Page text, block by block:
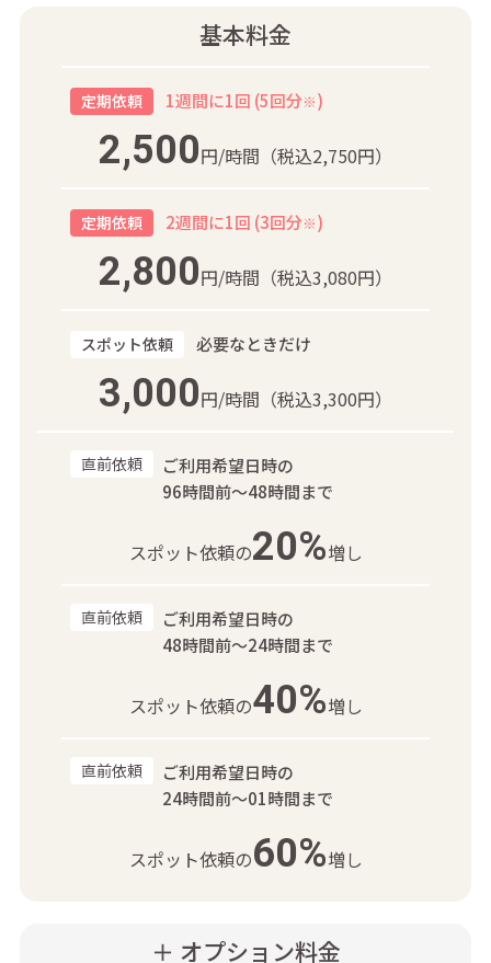
基本料金
定期依頼 1週間に1回 (5回分※)
2,500円/時間 （税込2,750円）
定期依頼 2週間に1回 (3回分※)
2,800円/時間 （税込3,080円）
スポット依頼 必要なときだけ
3,000円/時間 （税込3,300円）
直前依頼
ご利用希望日時の
96時間前～48時間まで
スポット依頼の20%増し
直前依頼
ご利用希望日時の
48時間前～24時間まで
スポット依頼の40%増し
直前依頼
ご利用希望日時の
24時間前～01時間まで
スポット依頼の60%増し
＋ オプション料金